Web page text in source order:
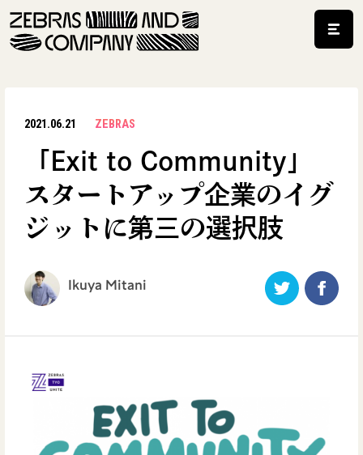
2021.06.21 ZEBRAS
「Exit to Community」
スタートアップ企業のイグ
ジットに第三の選択肢
Ikuya Mitani